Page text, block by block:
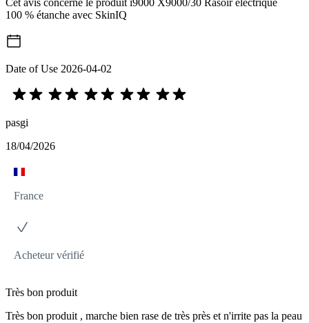
Cet avis concerne le produit i9000 X9000/30 Rasoir électrique
100 % étanche avec SkinIQ
Date of Use 2026-04-02
pasgi
18/04/2026
France
Acheteur vérifié
Très bon produit
Très bon produit , marche bien rase de très près et n'irrite pas la peau